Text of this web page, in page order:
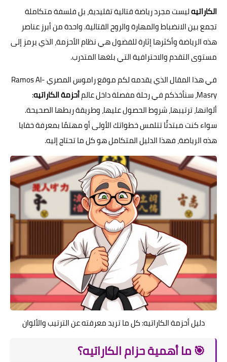
الكاراتيهليست مجرد رياضة قتالية تقليدية، بل فلسفة متكاملة
تجمع بين الانضباط والمهارة والروح القتالية. واحدة من أبرز عناصر
هذه الرياضة وأكثرها إثارة للفضول هي نظام الأحزمة، الذي يرمز إلى
مستوى التقدم والاحترافية التي بلغها المتدرب.
في هذا المقال الذي يقدمه لكم موقع راموس المصري Ramos Al-
Masry، سنأخذكم في رحلة مفصلة داخل عالم
أحزمة الكاراتيه:
ألوانها، ترتيبها، شروط الحصول عليها، وطريقة ربطها الصحيحة.
سواء كنت مبتدئًا تتلمس خطواتك الأولى أو مهتمًا بمعرفة خفايا
هذه الرياضة، فهذا الدليل المتكامل هو كل ما تحتاج إليه.
دليل أحزمة الكاراتيه: كل ما تريد معرفته عن الترتيب والألوان
🎯 ما أهمية حزام الكاراتيه؟